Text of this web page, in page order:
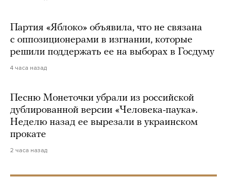
Партия «Яблоко» объявила, что не связана
с оппозиционерами в изгнании, которые
решили поддержать ее на выборах в Госдуму
4 часа назад
Песню Монеточки убрали из российской
дублированной версии «Человека-паука».
Неделю назад ее вырезали в украинском
прокате
2 часа назад